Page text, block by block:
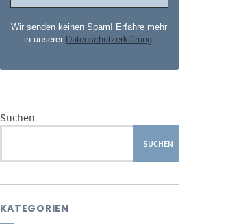
Wir senden keinen Spam! Erfahre mehr
in unserer Datenschutzerklärung.
Suchen
SUCHEN
KATEGORIEN